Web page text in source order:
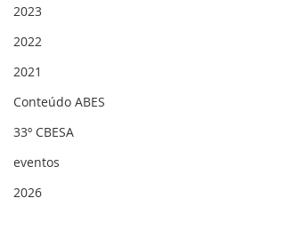
2023
2022
2021
Conteúdo ABES
33º CBESA
eventos
2026